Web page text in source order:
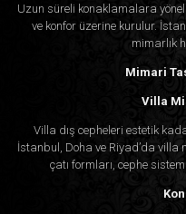
Uzun süreli konaklamalara
ve konfor üzerine kurulur.
mimarlık
Mimari
Villa
Villa dış cepheleri estetik
İstanbul, Doha ve Riyad’da
çatı formları, cephe